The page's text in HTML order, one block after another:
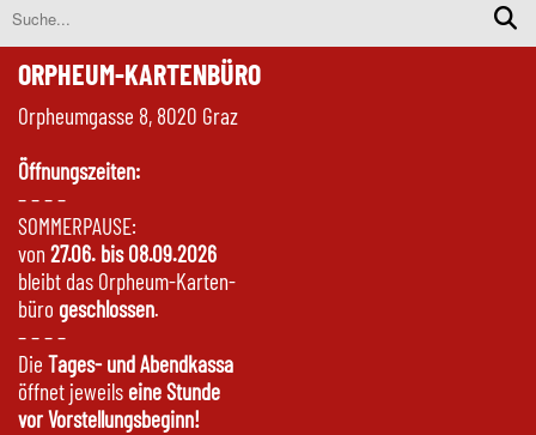
ORPHEUM-KARTENBÜRO
Orpheumgasse 8, 8020 Graz
Öffnungszeiten:
– – – –
SOMMERPAUSE:
von 27.06. bis 08.09.2026
bleibt das Orpheum-Karten-
büro geschlossen.
– – – –
Die Tages- und Abendkassa
öffnet jeweils eine Stunde
vor Vorstellungsbeginn!